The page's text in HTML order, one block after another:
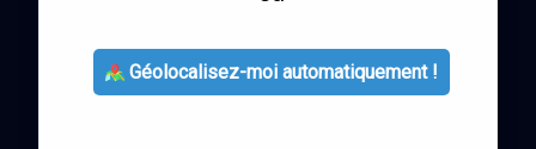
Géolocalisez-moi automatiquement !